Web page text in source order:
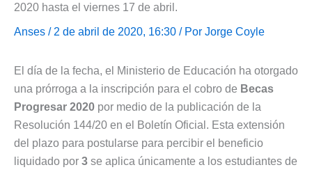
2020 hasta el viernes 17 de abril.
Anses / 2 de abril de 2020, 16:30 / Por Jorge Coyle
El día de la fecha, el Ministerio de Educación ha otorgado
una prórroga a la inscripción para el cobro de Becas
Progresar 2020 por medio de la publicación de la
Resolución 144/20 en el Boletín Oficial. Esta extensión
del plazo para postularse para percibir el beneficio
liquidado por 3 se aplica únicamente a los estudiantes de